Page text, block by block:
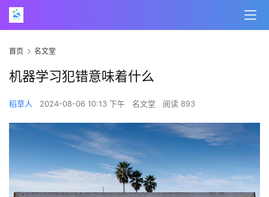
首页 名文堂
机器学习犯错意味着什么
稻草人 2024-08-06 10:13 下午 名文堂 阅读 893